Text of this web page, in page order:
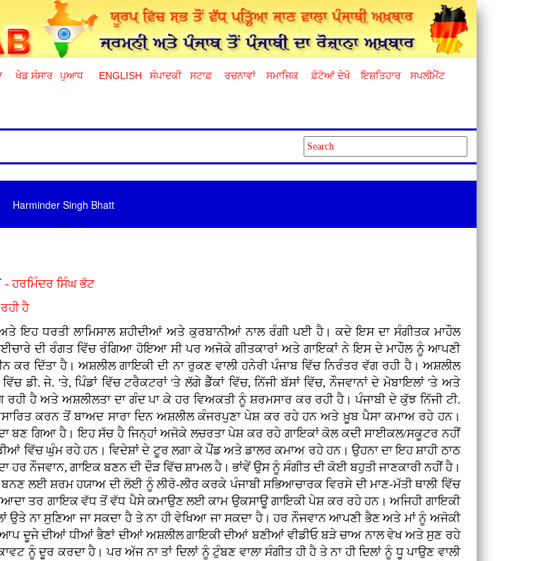
ਖੇਡ ਸੰਸਾਰ ਪੁਆਧ ENGLISH ਸੰਪਾਦਕੀ ਸਟਾਫ਼ ਰਚਨਾਵਾਂ ਸਮਾਜਿਕ ਫ਼ੋਟੋਆਂ ਦੇਖੋ ਇਸ਼ਤਿਹਾਰ ਸਪਲੀਮੈਂਟ
Harminder Singh Bhatt
- ਹਰਮਿੰਦਰ ਸਿੰਘ ਭੱਟ
ਹੈ
ਇਹ ਧਰਤੀ ਲਾਮਿਸਾਲ ਸ਼ਹੀਦੀਆਂ ਅਤੇ ਕੁਰਬਾਨੀਆਂ ਨਾਲ ਰੰਗੀ ਪਈ ਹੈ। ਕਦੇ ਇਸ ਦਾ ਸੰਗੀਤਕ ਮਾਹੌਲ
ਦੀ ਰੰਗਤ ਵਿੱਚ ਰੰਗਿਆ ਹੋਇਆ ਸੀ ਪਰ ਅਜੋਕੇ ਗੀਤਕਾਰਾਂ ਅਤੇ ਗਾਇਕਾਂ ਨੇ ਇਸ ਦੇ ਮਾਹੌਲ ਨੂੰ ਆਪਣੀ
ਕਰ ਦਿੱਤਾ ਹੈ। ਅਸ਼ਲੀਲ ਗਾਇਕੀ ਦੀ ਨਾ ਰੁਕਣ ਵਾਲੀ ਹਨੇਰੀ ਪੰਜਾਬ ਵਿੱਚ ਨਿਰੰਤਰ ਵੱਗ ਰਹੀ ਹੈ। ਅਸ਼ਲੀਲ
ਡੀ. ਜੇ. 'ਤੇ, ਪਿੰਡਾਂ ਵਿੱਚ ਟਰੈਕਟਰਾਂ 'ਤੇ ਲੱਗੇ ਡੈੱਕਾਂ ਵਿੱਚ, ਨਿੱਜੀ ਬੱਸਾਂ ਵਿੱਚ, ਨੌਜਵਾਨਾਂ ਦੇ ਮੋਬਾਇਲਾਂ 'ਤੇ ਅਤੇ
ਰਹੀ ਹੈ ਅਤੇ ਅਸ਼ਲੀਲਤਾ ਦਾ ਗੰਦ ਪਾ ਕੇ ਹਰ ਵਿਅਕਤੀ ਨੂੰ ਸ਼ਰਮਸਾਰ ਕਰ ਰਹੀ ਹੈ। ਪੰਜਾਬੀ ਦੇ ਕੁੱਝ ਨਿੱਜੀ ਟੀ.
ਕਰਨ ਤੋਂ ਬਾਅਦ ਸਾਰਾ ਦਿਨ ਅਸ਼ਲੀਲ ਕੰਜਰਪੁਣਾ ਪੇਸ਼ ਕਰ ਰਹੇ ਹਨ ਅਤੇ ਖ਼ੂਬ ਪੈਸਾ ਕਮਾਅ ਰਹੇ ਹਨ।
ਬਣ ਗਿਆ ਹੈ। ਇਹ ਸੱਚ ਹੈ ਜਿਨ੍ਹਾਂ ਅਜੋਕੇ ਲਚਰਤਾ ਪੇਸ਼ ਕਰ ਰਹੇ ਗਾਇਕਾਂ ਕੋਲ ਕਦੀ ਸਾਈਕਲ/ਸਕੂਟਰ ਨਹੀਂ
ਵਿੱਚ ਘੁੰਮ ਰਹੇ ਹਨ। ਵਿਦੇਸ਼ਾਂ ਦੇ ਟੂਰ ਲਗਾ ਕੇ ਪੌਂਡ ਅਤੇ ਡਾਲਰ ਕਮਾਅ ਰਹੇ ਹਨ। ਉਹਨਾ ਦਾ ਇਹ ਸ਼ਾਹੀ ਠਾਠ
ਹਰ ਨੌਜਵਾਨ, ਗਾਇਕ ਬਣਨ ਦੀ ਦੌੜ ਵਿੱਚ ਸ਼ਾਮਲ ਹੈ। ਭਾਂਵੇਂ ਉਸ ਨੂੰ ਸੰਗੀਤ ਦੀ ਕੋਈ ਬਹੁਤੀ ਜਾਣਕਾਰੀ ਨਹੀਂ ਹੈ।
ਬਨਣ ਲਈ ਸ਼ਰਮ ਹਯਾਅ ਦੀ ਲੋਈ ਨੂੰ ਲੀਰੋ-ਲੀਰ ਕਰਕੇ ਪੰਜਾਬੀ ਸਭਿਆਚਾਰਕ ਵਿਰਸੇ ਦੀ ਮਾਣ-ਮੱਤੀ ਥਾਲੀ ਵਿੱਚ
ਤਰ ਗਾਇਕ ਵੱਧ ਤੋਂ ਵੱਧ ਪੈਸੇ ਕਮਾਉਣ ਲਈ ਕਾਮ ਉਕਸਾਊ ਗਾਇਕੀ ਪੇਸ਼ ਕਰ ਰਹੇ ਹਨ। ਅਜਿਹੀ ਗਾਇਕੀ
ਉਤੇ ਨਾ ਸੁਣਿਆ ਜਾ ਸਕਦਾ ਹੈ ਤੇ ਨਾ ਹੀ ਵੇਖਿਆ ਜਾ ਸਕਦਾ ਹੈ। ਹਰ ਨੌਜਵਾਨ ਆਪਣੀ ਭੈਣ ਅਤੇ ਮਾਂ ਨੂੰ ਅਜੋਕੀ
ਦੂਜੇ ਦੀਆਂ ਧੀਆਂ ਭੈਣਾਂ ਦੀਆਂ ਅਸ਼ਲੀਲ ਗਾਇਕੀ ਦੀਆਂ ਬਣੀਆਂ ਵੀਡੀਓ ਬੜੇ ਚਾਅ ਨਾਲ ਵੇਖ ਅਤੇ ਸੁਣ ਰਹੇ
ਨੂੰ ਦੂਰ ਕਰਦਾ ਹੈ। ਪਰ ਅੱਜ ਨਾ ਤਾਂ ਦਿਲਾਂ ਨੂੰ ਟੁੰਬਣ ਵਾਲਾ ਸੰਗੀਤ ਹੀ ਹੈ ਤੇ ਨਾ ਹੀ ਦਿਲਾਂ ਨੂੰ ਧੂ ਪਾਉਣ ਵਾਲੀ